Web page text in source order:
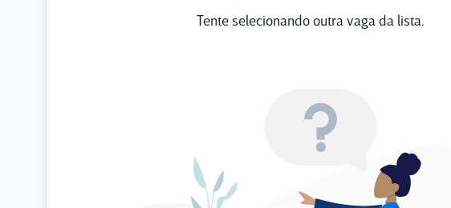
Tente selecionando outra vaga da lista.